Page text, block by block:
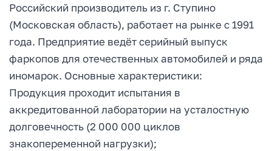
Российский производитель из г. Ступино
(Московская область), работает на рынке с 1991
года. Предприятие ведёт серийный выпуск
фаркопов для отечественных автомобилей и ряда
иномарок. Основные характеристики:
Продукция проходит испытания в
аккредитованной лаборатории на усталостную
долговечность (2 000 000 циклов
знакопеременной нагрузки);